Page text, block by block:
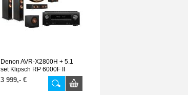
Denon AVR-X2800H + 5.1
set Klipsch RP 6000F II
3 999,- €